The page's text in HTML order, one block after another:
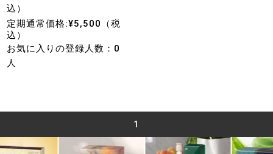
込）
定期通常価格:¥5,500（税
込）
お気に入りの登録人数：0
人
1